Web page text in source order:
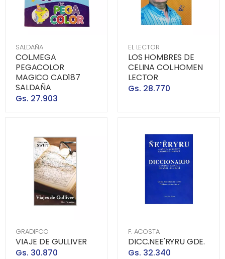
SALDAÑA
COL.MEGA
PEGACOLOR
MAGICO CAD187
SALDAÑA
Gs. 27.903
EL LECTOR
LOS HOMBRES DE
CELINA COL.HOMEN
LECTOR
Gs. 28.770
GRADIFCO
VIAJE DE GULLIVER
Gs. 30.870
F. ACOSTA
DICC.NEE'RYRU GDE.
Gs. 32.340